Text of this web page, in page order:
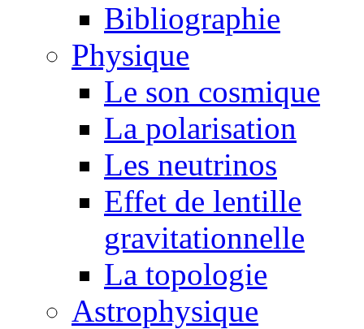
Bibliographie
Physique
Le son cosmique
La polarisation
Les neutrinos
Effet de lentille
gravitationnelle
La topologie
Astrophysique